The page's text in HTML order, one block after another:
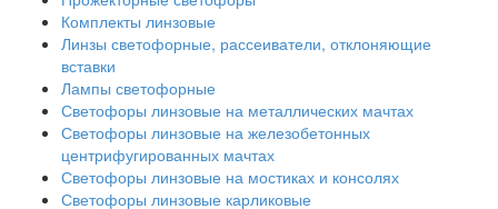
Комплекты линзовые
Линзы светофорные, рассеиватели, отклоняющие
вставки
Лампы светофорные
Светофоры линзовые на металлических мачтах
Светофоры линзовые на железобетонных
центрифугированных мачтах
Светофоры линзовые на мостиках и консолях
Светофоры линзовые карликовые